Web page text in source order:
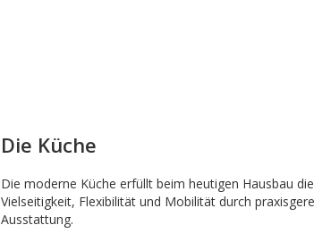
Die Küche
Die moderne Küche erfüllt beim heutigen Hausbau
Vielseitigkeit, Flexibilität und Mobilität durch
Ausstattung.